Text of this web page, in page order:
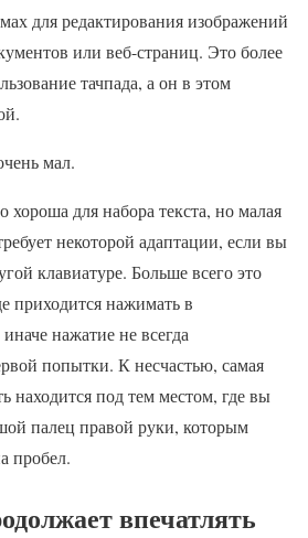
для редактирования изображений
или веб-страниц. Это более
тачпада, а он в этом
мал.
хороша для набора текста, но малая
некоторой адаптации, если вы
клавиатуре. Больше всего это
приходится нажимать в
нажатие не всегда
попытки. К несчастью, самая
находится под тем местом, где вы
палец правой руки, которым
пробел.
впечатлять